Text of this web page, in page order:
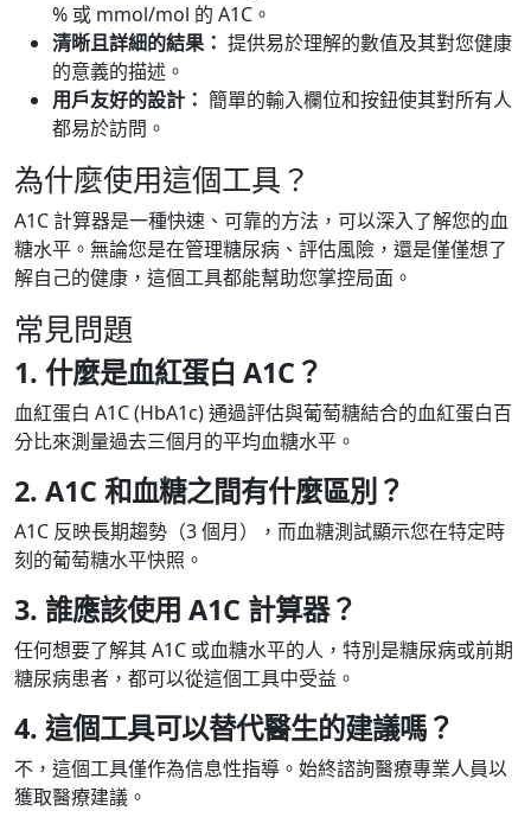
% 或 mmol/mol 的 A1C。
清晰且詳細的結果： 提供易於理解的數值及其對您健康
的意義的描述。
用戶友好的設計： 簡單的輸入欄位和按鈕使其對所有人
都易於訪問。
為什麼使用這個工具？
A1C 計算器是一種快速、可靠的方法，可以深入了解您的血
糖水平。無論您是在管理糖尿病、評估風險，還是僅僅想了
解自己的健康，這個工具都能幫助您掌控局面。
常見問題
1. 什麼是血紅蛋白 A1C？
血紅蛋白 A1C (HbA1c) 通過評估與葡萄糖結合的血紅蛋白百
分比來測量過去三個月的平均血糖水平。
2. A1C 和血糖之間有什麼區別？
A1C 反映長期趨勢（3 個月），而血糖測試顯示您在特定時
刻的葡萄糖水平快照。
3. 誰應該使用 A1C 計算器？
任何想要了解其 A1C 或血糖水平的人，特別是糖尿病或前期
糖尿病患者，都可以從這個工具中受益。
4. 這個工具可以替代醫生的建議嗎？
不，這個工具僅作為信息性指導。始終諮詢醫療專業人員以
獲取醫療建議。